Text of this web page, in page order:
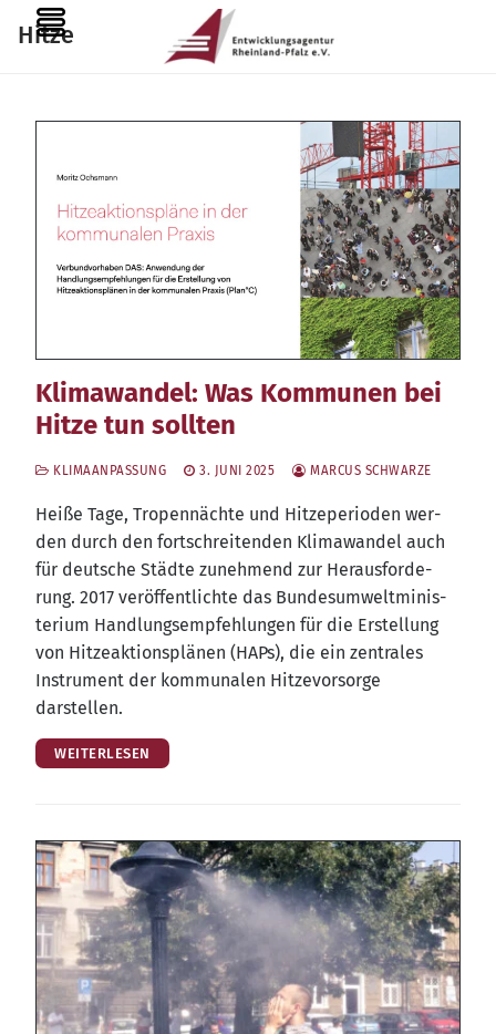
Inhalt
Hitze
Klimawandel: Was Kommunen bei
Hitze tun sollten
KLIMAANPASSUNG 3. JUNI 2025 MARCUS SCHWARZE
Hei­ße Tage, Tro­pen­näch­te und Hit­ze­pe­ri­oden wer­
den durch den fort­schrei­ten­den Kli­ma­wan­del auch
für deut­sche Städ­te zuneh­mend zur Her­aus­for­de­
rung. 2017 ver­öf­fent­lich­te das Bun­des­um­welt­mi­nis­
te­ri­um Hand­lungs­emp­feh­lun­gen für die Erstel­lung
von Hit­ze­ak­ti­ons­plä­nen (HAPs), die ein zen­tra­les
Instru­ment der kom­mu­na­len Hit­ze­vor­sor­ge
darstellen.
WEITERLESEN